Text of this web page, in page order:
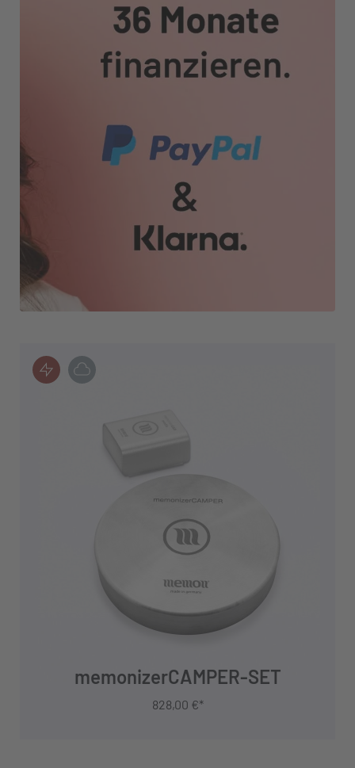
memonizerCAMPER-SET
828,00 €*
IN DEN WARENKORB